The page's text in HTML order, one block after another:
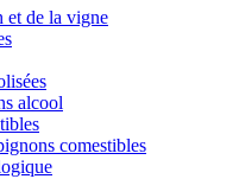
et de la vigne
alcool
comestibles